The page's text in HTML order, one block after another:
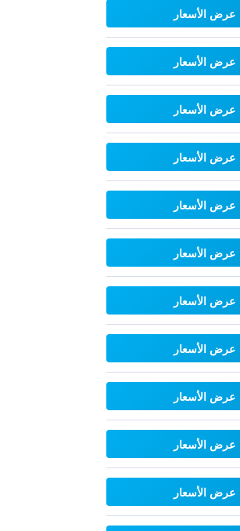
عرض الأسعار
عرض الأسعار
عرض الأسعار
عرض الأسعار
عرض الأسعار
عرض الأسعار
عرض الأسعار
عرض الأسعار
عرض الأسعار
عرض الأسعار
عرض الأسعار